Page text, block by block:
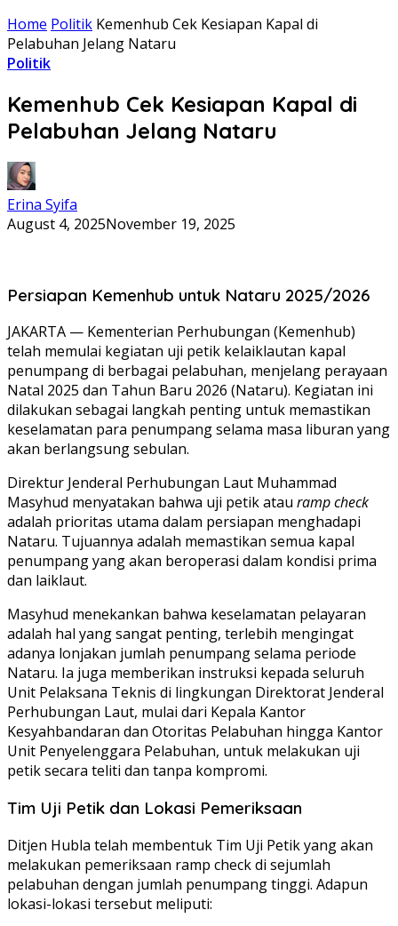
Home Politik Kemenhub Cek Kesiapan Kapal di
Pelabuhan Jelang Nataru
Politik
Kemenhub Cek Kesiapan Kapal di
Pelabuhan Jelang Nataru
Erina Syifa
August 4, 2025November 19, 2025
Persiapan Kemenhub untuk Nataru 2025/2026
JAKARTA — Kementerian Perhubungan (Kemenhub)
telah memulai kegiatan uji petik kelaiklautan kapal
penumpang di berbagai pelabuhan, menjelang perayaan
Natal 2025 dan Tahun Baru 2026 (Nataru). Kegiatan ini
dilakukan sebagai langkah penting untuk memastikan
keselamatan para penumpang selama masa liburan yang
akan berlangsung sebulan.
Direktur Jenderal Perhubungan Laut Muhammad
Masyhud menyatakan bahwa uji petik atau ramp check
adalah prioritas utama dalam persiapan menghadapi
Nataru. Tujuannya adalah memastikan semua kapal
penumpang yang akan beroperasi dalam kondisi prima
dan laiklaut.
Masyhud menekankan bahwa keselamatan pelayaran
adalah hal yang sangat penting, terlebih mengingat
adanya lonjakan jumlah penumpang selama periode
Nataru. Ia juga memberikan instruksi kepada seluruh
Unit Pelaksana Teknis di lingkungan Direktorat Jenderal
Perhubungan Laut, mulai dari Kepala Kantor
Kesyahbandaran dan Otoritas Pelabuhan hingga Kantor
Unit Penyelenggara Pelabuhan, untuk melakukan uji
petik secara teliti dan tanpa kompromi.
Tim Uji Petik dan Lokasi Pemeriksaan
Ditjen Hubla telah membentuk Tim Uji Petik yang akan
melakukan pemeriksaan ramp check di sejumlah
pelabuhan dengan jumlah penumpang tinggi. Adapun
lokasi-lokasi tersebut meliputi: